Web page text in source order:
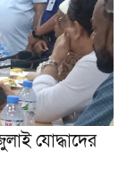
যোদ্ধাদের